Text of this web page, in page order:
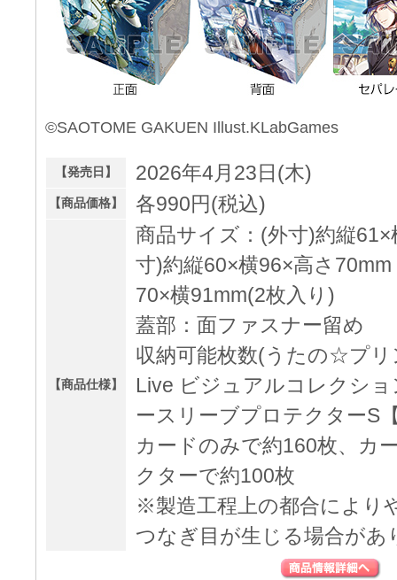
©SAOTOME GAKUEN Illust.KLabGames
【発売日】 2026年4月23日(木)
【商品価格】 各990円(税込)
【商品仕様】
商品サイズ：(外寸)約縦
寸)約縦60×横96×高さ
70×横91mm(2枚入り)
蓋部：面ファスナー留め
収納可能枚数(うたの☆プリ
Live ビジュアルコレクシ
ースリーブプロテクターS
カードのみで約160枚、カ
クターで約100枚
※製造工程上の都合により
つなぎ目が生じる場合があ